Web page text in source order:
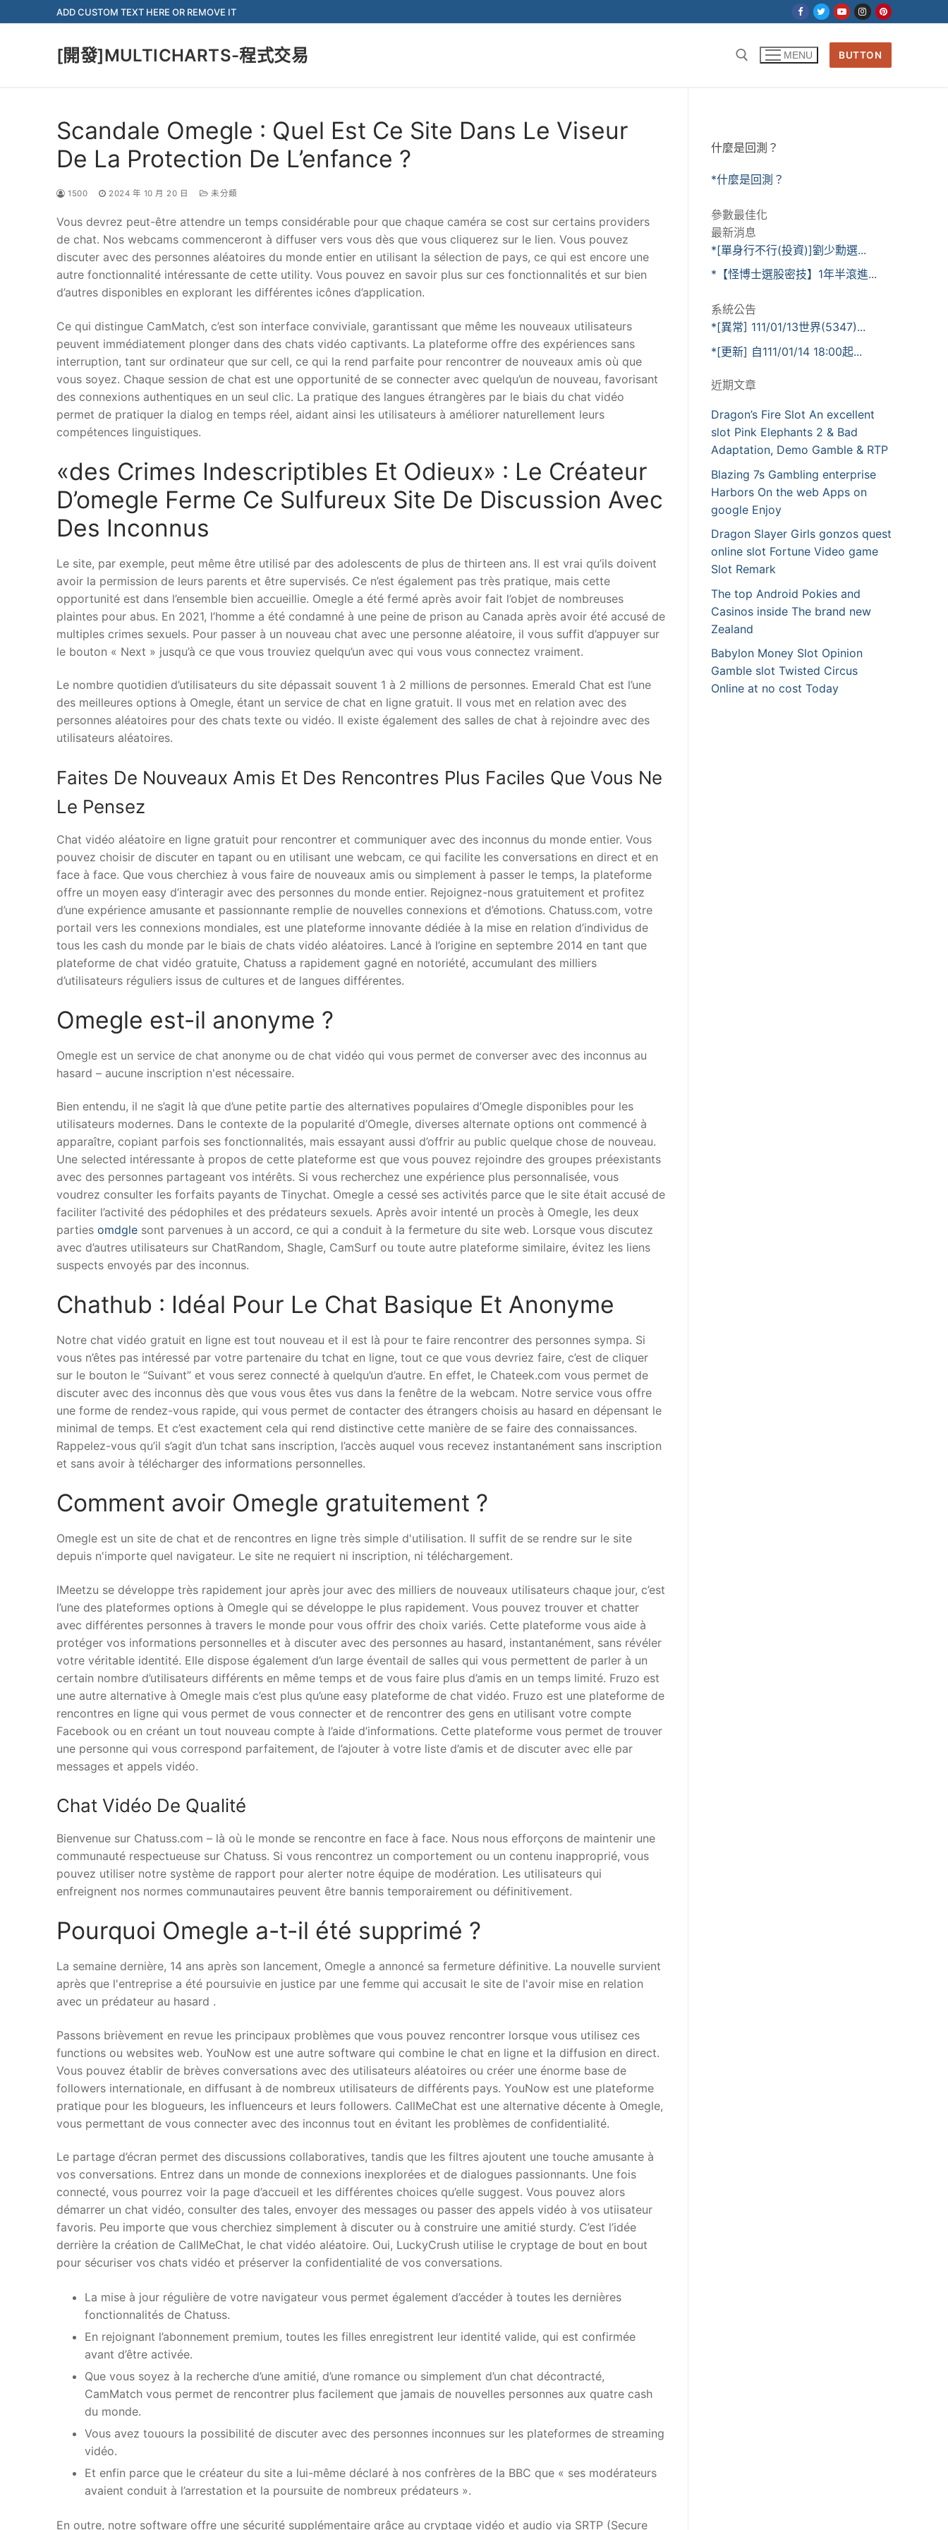
to
ADD CUSTOM TEXT HERE OR REMOVE IT
[開發]MULTICHARTS-程式交易 MENU BUTTON
Scandale Omegle : Quel Est Ce Site Dans Le Viseur
De La Protection De L’enfance ?
1500 2024 年 10 月 20 日 未分類
Vous devrez peut-être attendre un temps considérable pour que chaque caméra se cost sur certains providers
de chat. Nos webcams commenceront à diffuser vers vous dès que vous cliquerez sur le lien. Vous pouvez
discuter avec des personnes aléatoires du monde entier en utilisant la sélection de pays, ce qui est encore une
autre fonctionnalité intéressante de cette utility. Vous pouvez en savoir plus sur ces fonctionnalités et sur bien
d’autres disponibles en explorant les différentes icônes d’application.
Ce qui distingue CamMatch, c’est son interface conviviale, garantissant que même les nouveaux utilisateurs
peuvent immédiatement plonger dans des chats vidéo captivants. La plateforme offre des expériences sans
interruption, tant sur ordinateur que sur cell, ce qui la rend parfaite pour rencontrer de nouveaux amis où que
vous soyez. Chaque session de chat est une opportunité de se connecter avec quelqu’un de nouveau, favorisant
des connexions authentiques en un seul clic. La pratique des langues étrangères par le biais du chat vidéo
permet de pratiquer la dialog en temps réel, aidant ainsi les utilisateurs à améliorer naturellement leurs
compétences linguistiques.
«des Crimes Indescriptibles Et Odieux» : Le Créateur
D’omegle Ferme Ce Sulfureux Site De Discussion Avec
Des Inconnus
Le site, par exemple, peut même être utilisé par des adolescents de plus de thirteen ans. Il est vrai qu’ils doivent
avoir la permission de leurs parents et être supervisés. Ce n’est également pas très pratique, mais cette
opportunité est dans l’ensemble bien accueillie. Omegle a été fermé après avoir fait l’objet de nombreuses
plaintes pour abus. En 2021, l’homme a été condamné à une peine de prison au Canada après avoir été accusé de
multiples crimes sexuels. Pour passer à un nouveau chat avec une personne aléatoire, il vous suffit d’appuyer sur
le bouton « Next » jusqu’à ce que vous trouviez quelqu’un avec qui vous vous connectez vraiment.
Le nombre quotidien d’utilisateurs du site dépassait souvent 1 à 2 millions de personnes. Emerald Chat est l’une
des meilleures options à Omegle, étant un service de chat en ligne gratuit. Il vous met en relation avec des
personnes aléatoires pour des chats texte ou vidéo. Il existe également des salles de chat à rejoindre avec des
utilisateurs aléatoires.
Faites De Nouveaux Amis Et Des Rencontres Plus Faciles Que Vous Ne
Le Pensez
Chat vidéo aléatoire en ligne gratuit pour rencontrer et communiquer avec des inconnus du monde entier. Vous
pouvez choisir de discuter en tapant ou en utilisant une webcam, ce qui facilite les conversations en direct et en
face à face. Que vous cherchiez à vous faire de nouveaux amis ou simplement à passer le temps, la plateforme
offre un moyen easy d’interagir avec des personnes du monde entier. Rejoignez-nous gratuitement et profitez
d’une expérience amusante et passionnante remplie de nouvelles connexions et d’émotions. Chatuss.com, votre
portail vers les connexions mondiales, est une plateforme innovante dédiée à la mise en relation d’individus de
tous les cash du monde par le biais de chats vidéo aléatoires. Lancé à l’origine en septembre 2014 en tant que
plateforme de chat vidéo gratuite, Chatuss a rapidement gagné en notoriété, accumulant des milliers
d’utilisateurs réguliers issus de cultures et de langues différentes.
Omegle est-il anonyme ?
Omegle est un service de chat anonyme ou de chat vidéo qui vous permet de converser avec des inconnus au
hasard – aucune inscription n'est nécessaire.
Bien entendu, il ne s’agit là que d’une petite partie des alternatives populaires d’Omegle disponibles pour les
utilisateurs modernes. Dans le contexte de la popularité d’Omegle, diverses alternate options ont commencé à
apparaître, copiant parfois ses fonctionnalités, mais essayant aussi d’offrir au public quelque chose de nouveau.
Une selected intéressante à propos de cette plateforme est que vous pouvez rejoindre des groupes préexistants
avec des personnes partageant vos intérêts. Si vous recherchez une expérience plus personnalisée, vous
voudrez consulter les forfaits payants de Tinychat. Omegle a cessé ses activités parce que le site était accusé de
faciliter l’activité des pédophiles et des prédateurs sexuels. Après avoir intenté un procès à Omegle, les deux
parties omdgle sont parvenues à un accord, ce qui a conduit à la fermeture du site web. Lorsque vous discutez
avec d’autres utilisateurs sur ChatRandom, Shagle, CamSurf ou toute autre plateforme similaire, évitez les liens
suspects envoyés par des inconnus.
Chathub : Idéal Pour Le Chat Basique Et Anonyme
Notre chat vidéo gratuit en ligne est tout nouveau et il est là pour te faire rencontrer des personnes sympa. Si
vous n’êtes pas intéressé par votre partenaire du tchat en ligne, tout ce que vous devriez faire, c’est de cliquer
sur le bouton le “Suivant” et vous serez connecté à quelqu’un d’autre. En effet, le Chateek.com vous permet de
discuter avec des inconnus dès que vous vous êtes vus dans la fenêtre de la webcam. Notre service vous offre
une forme de rendez-vous rapide, qui vous permet de contacter des étrangers choisis au hasard en dépensant le
minimal de temps. Et c’est exactement cela qui rend distinctive cette manière de se faire des connaissances.
Rappelez-vous qu’il s’agit d’un tchat sans inscription, l’accès auquel vous recevez instantanément sans inscription
et sans avoir à télécharger des informations personnelles.
Comment avoir Omegle gratuitement ?
Omegle est un site de chat et de rencontres en ligne très simple d'utilisation. Il suffit de se rendre sur le site
depuis n'importe quel navigateur. Le site ne requiert ni inscription, ni téléchargement.
IMeetzu se développe très rapidement jour après jour avec des milliers de nouveaux utilisateurs chaque jour, c’est
l’une des plateformes options à Omegle qui se développe le plus rapidement. Vous pouvez trouver et chatter
avec différentes personnes à travers le monde pour vous offrir des choix variés. Cette plateforme vous aide à
protéger vos informations personnelles et à discuter avec des personnes au hasard, instantanément, sans révéler
votre véritable identité. Elle dispose également d’un large éventail de salles qui vous permettent de parler à un
certain nombre d’utilisateurs différents en même temps et de vous faire plus d’amis en un temps limité. Fruzo est
une autre alternative à Omegle mais c’est plus qu’une easy plateforme de chat vidéo. Fruzo est une plateforme de
rencontres en ligne qui vous permet de vous connecter et de rencontrer des gens en utilisant votre compte
Facebook ou en créant un tout nouveau compte à l’aide d’informations. Cette plateforme vous permet de trouver
une personne qui vous correspond parfaitement, de l’ajouter à votre liste d’amis et de discuter avec elle par
messages et appels vidéo.
Chat Vidéo De Qualité
Bienvenue sur Chatuss.com – là où le monde se rencontre en face à face. Nous nous efforçons de maintenir une
communauté respectueuse sur Chatuss. Si vous rencontrez un comportement ou un contenu inapproprié, vous
pouvez utiliser notre système de rapport pour alerter notre équipe de modération. Les utilisateurs qui
enfreignent nos normes communautaires peuvent être bannis temporairement ou définitivement.
Pourquoi Omegle a-t-il été supprimé ?
La semaine dernière, 14 ans après son lancement, Omegle a annoncé sa fermeture définitive. La nouvelle survient
après que l'entreprise a été poursuivie en justice par une femme qui accusait le site de l'avoir mise en relation
avec un prédateur au hasard .
Passons brièvement en revue les principaux problèmes que vous pouvez rencontrer lorsque vous utilisez ces
functions ou websites web. YouNow est une autre software qui combine le chat en ligne et la diffusion en direct.
Vous pouvez établir de brèves conversations avec des utilisateurs aléatoires ou créer une énorme base de
followers internationale, en diffusant à de nombreux utilisateurs de différents pays. YouNow est une plateforme
pratique pour les blogueurs, les influenceurs et leurs followers. CallMeChat est une alternative décente à Omegle,
vous permettant de vous connecter avec des inconnus tout en évitant les problèmes de confidentialité.
Le partage d’écran permet des discussions collaboratives, tandis que les filtres ajoutent une touche amusante à
vos conversations. Entrez dans un monde de connexions inexplorées et de dialogues passionnants. Une fois
connecté, vous pourrez voir la page d’accueil et les différentes choices qu’elle suggest. Vous pouvez alors
démarrer un chat vidéo, consulter des tales, envoyer des messages ou passer des appels vidéo à vos utiisateur
favoris. Peu importe que vous cherchiez simplement à discuter ou à construire une amitié sturdy. C’est l’idée
derrière la création de CallMeChat, le chat vidéo aléatoire. Oui, LuckyCrush utilise le cryptage de bout en bout
pour sécuriser vos chats vidéo et préserver la confidentialité de vos conversations.
La mise à jour régulière de votre navigateur vous permet également d’accéder à toutes les dernières
fonctionnalités de Chatuss.
En rejoignant l’abonnement premium, toutes les filles enregistrent leur identité valide, qui est confirmée
avant d’être activée.
Que vous soyez à la recherche d’une amitié, d’une romance ou simplement d’un chat décontracté,
CamMatch vous permet de rencontrer plus facilement que jamais de nouvelles personnes aux quatre cash
du monde.
Vous avez touours la possibilité de discuter avec des personnes inconnues sur les plateformes de streaming
vidéo.
Et enfin parce que le créateur du site a lui-même déclaré à nos confrères de la BBC que « ses modérateurs
avaient conduit à l’arrestation et la poursuite de nombreux prédateurs ».
En outre, notre software offre une sécurité supplémentaire grâce au cryptage vidéo et audio via SRTP (Secure
什麼是回測？
*什麼是回測？
參數最佳化
最新消息
*[單身行不行(投資)]劉少勳選...
*【怪博士選股密技】1年半滾進...
系統公告
*[異常] 111/01/13世界(5347)...
*[更新] 自111/01/14 18:00起...
近期文章
Dragon’s Fire Slot An excellent
slot Pink Elephants 2 & Bad
Adaptation, Demo Gamble & RTP
Blazing 7s Gambling enterprise
Harbors On the web Apps on
google Enjoy
Dragon Slayer Girls gonzos quest
online slot Fortune Video game
Slot Remark
The top Android Pokies and
Casinos inside The brand new
Zealand
Babylon Money Slot Opinion
Gamble slot Twisted Circus
Online at no cost Today